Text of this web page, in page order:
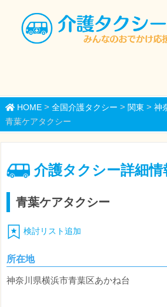
HOME> 全国介護タクシー > 関東 > 神
青葉ケアタクシー
介護タクシー詳細情
青葉ケアタクシー
検討リスト追加
所在地
神奈川県横浜市青葉区あかね台